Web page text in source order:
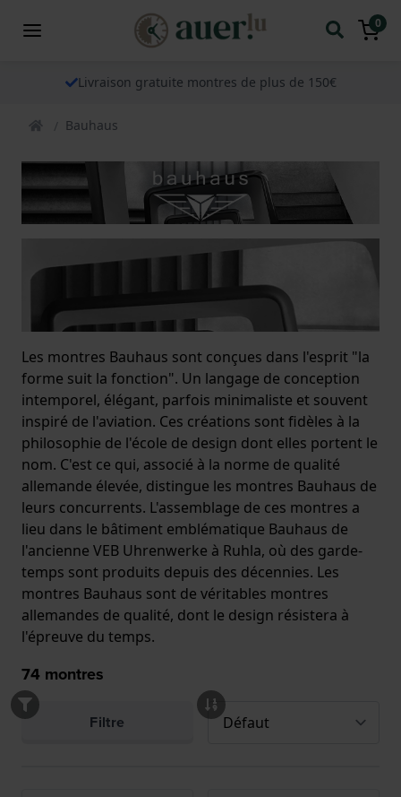
0
Livraison gratuite montres de plus de 150€
Bauhaus
Les montres Bauhaus sont conçues dans l'esprit "la
forme suit la fonction". Un langage de conception
intemporel, élégant, parfois minimaliste et souvent
inspiré de l'aviation. Ces créations sont fidèles à la
philosophie de l'école de design dont elles portent le
nom. C'est ce qui, associé à la norme de qualité
allemande élevée, distingue les montres Bauhaus de
leurs concurrents. L'assemblage de ces montres a
lieu dans le bâtiment emblématique Bauhaus de
l'ancienne VEB Uhrenwerke à Ruhla, où des garde-
temps sont produits depuis des décennies. Les
montres Bauhaus sont de véritables montres
allemandes de qualité, dont le design résistera à
l'épreuve du temps.
74 montres
Filtre